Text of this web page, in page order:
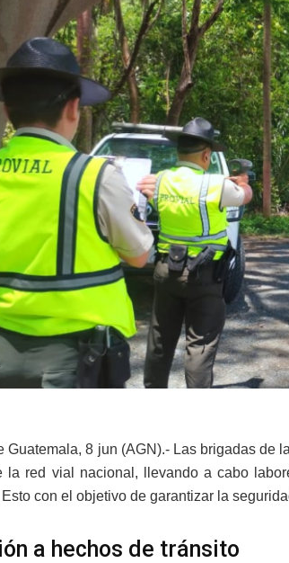
Guatemala, 8 jun (AGN).- Las brigadas de
la red vial nacional, llevando a cabo
con el objetivo de garantizar la
a hechos de tránsito